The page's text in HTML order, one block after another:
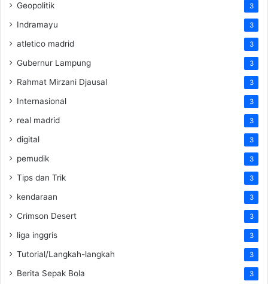
Geopolitik 3
Indramayu 3
atletico madrid 3
Gubernur Lampung 3
Rahmat Mirzani Djausal 3
Internasional 3
real madrid 3
digital 3
pemudik 3
Tips dan Trik 3
kendaraan 3
Crimson Desert 3
liga inggris 3
Tutorial/Langkah-langkah 3
Berita Sepak Bola 3